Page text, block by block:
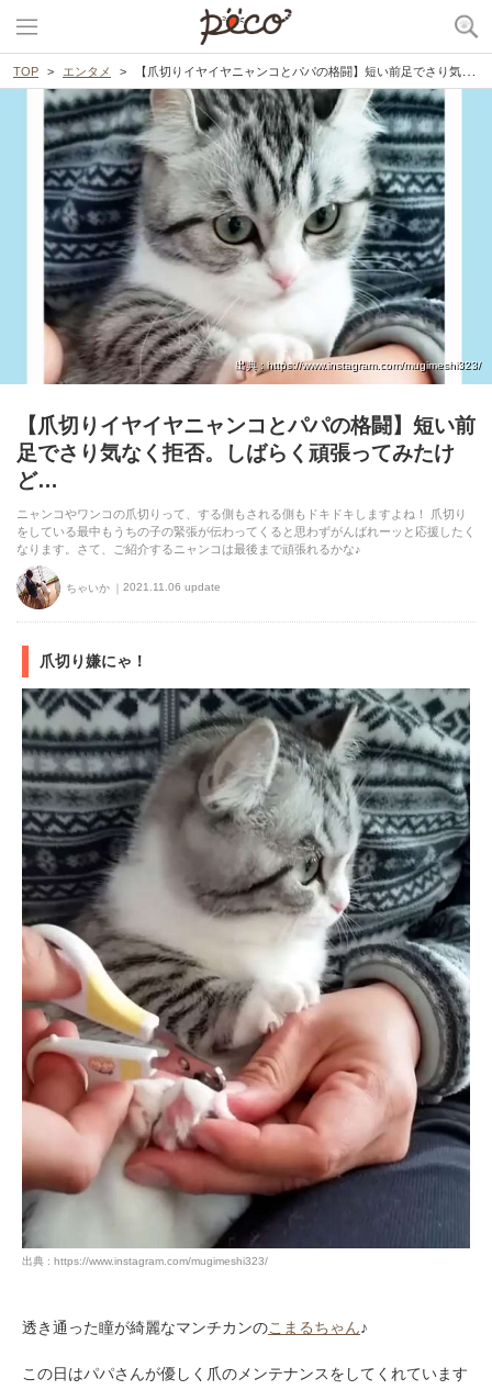
TOP エンタメ 【爪切りイヤイヤニャンコとパパの格闘】短い前足でさり気なく拒否。しばらく頑張ってみたけど…
出典 : https://www.instagram.com/mugimeshi323/
【爪切りイヤイヤニャンコとパパの格闘】短い前
足でさり気なく拒否。しばらく頑張ってみたけ
ど…
ニャンコやワンコの爪切りって、する側もされる側もドキドキしますよね！ 爪切り
をしている最中もうちの子の緊張が伝わってくると思わずがんばれーッと応援したく
なります。さて、ご紹介するニャンコは最後まで頑張れるかな♪
ちゃいか 2021.11.06 update
爪切り嫌にゃ！
出典 : https://www.instagram.com/mugimeshi323/
透き通った瞳が綺麗なマンチカンのこまるちゃん♪
この日はパパさんが優しく爪のメンテナンスをしてくれています